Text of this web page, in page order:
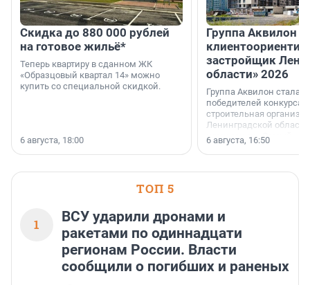
Скидка до 880 000 рублей
на готовое жильё*
Теперь квартиру в сданном ЖК
«Образцовый квартал 14» можно
купить со специальной скидкой.
6 августа, 18:00
Группа Аквилон
застройщик
области» 2026
Группа Аквилон стала
победителей конкурса
строительная
Ленинградской области
номинации «Самый
застройщик
области».
6 августа, 16:50
ТОП 5
1
ВСУ ударили дронами и
ракетами по одиннадцати
регионам России. Власти
сообщили о погибших и раненых